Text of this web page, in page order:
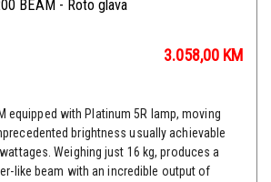
BEAM - Roto glava
3.058,00 KM
equipped with Platinum 5R lamp, moving
brightness usually achievable
Weighing just 16 kg, produces a
like beam with an incredible output of